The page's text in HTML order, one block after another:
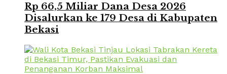
Rp 66,5 Miliar Dana Desa 2026
Disalurkan ke 179 Desa di Kabupaten
Bekasi